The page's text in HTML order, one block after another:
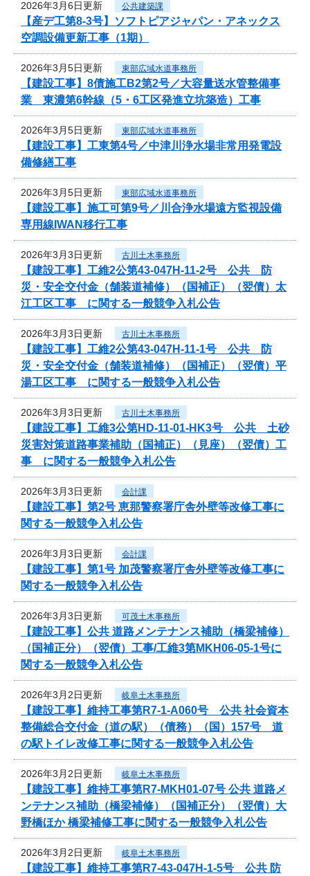
2026年3月6日更新 公共建築課
【産デ工第8-3号】ソフトピアジャパン・アネックス
空調設備更新工事（1期）
2026年3月5日更新 東部広域水道事務所
【建設工事】8債施工B2第2号／大容量送水管整備事
業 東濃第6幹線（5・6工区発進立坑築造）工事
2026年3月5日更新 東部広域水道事務所
【建設工事】工東第4号／中津川浄水場非常用発電設
備修繕工事
2026年3月5日更新 東部広域水道事務所
【建設工事】施工可第9号／川合浄水場遠方監視設備
専用線IWAN移行工事
2026年3月3日更新 古川土木事務所
【建設工事】工維2公第43-047H-11-2号 公共 防
災・安全交付金（舗装道補修）（国補正）（翌債）太
江工区工事 に関する一般競争入札公告
2026年3月3日更新 古川土木事務所
【建設工事】工維2公第43-047H-11-1号 公共 防
災・安全交付金（舗装道補修）（国補正）（翌債）平
湯工区工事 に関する一般競争入札公告
2026年3月3日更新 古川土木事務所
【建設工事】工維3公第HD-11-01-HK3号 公共 土砂
災害対策道路事業補助（国補正）（見座）（翌債）工
事 に関する一般競争入札公告
2026年3月3日更新 会計課
【建設工事】第2号 恵那警察署庁舎外壁等改修工事に
関する一般競争入札公告
2026年3月3日更新 会計課
【建設工事】第1号 加茂警察署庁舎外壁等改修工事に
関する一般競争入札公告
2026年3月3日更新 可茂土木事務所
【建設工事】公共 道路メンテナンス補助（橋梁補修）
（国補正分）（翌債）工事/工維3第MKH06-05-1号に
関する一般競争入札公告
2026年3月2日更新 岐阜土木事務所
【建設工事】維持工事第R7-1-A060号 公共 社会資本
整備総合交付金（道の駅）（債務）（国）157号 道
の駅トイレ改修工事に関する一般競争入札公告
2026年3月2日更新 岐阜土木事務所
【建設工事】維持工事第R7-MKH01-07号 公共 道路メ
ンテナンス補助（橋梁補修）（国補正分）（翌債）大
野橋ほか 橋梁補修工事に関する一般競争入札公告
2026年3月2日更新 岐阜土木事務所
【建設工事】維持工事第R7-43-047H-1-5号 公共 防